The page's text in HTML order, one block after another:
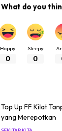
What do you
Happy
0
Sleepy
0
Top Up FF Kilat
yang Merepotkan